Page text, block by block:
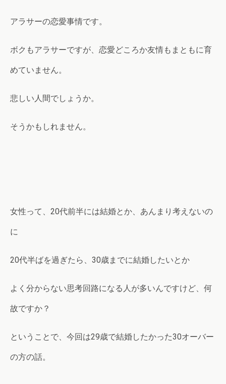
アラサーの恋愛事情です。
ボクもアラサーですが、恋愛どころか友情もまともに育
めていません。
悲しい人間でしょうか。
そうかもしれません。
女性って、20代前半には結婚とか、あんまり考えないの
に
20代半ばを過ぎたら、30歳までに結婚したいとか
よく分からない思考回路になる人が多いんですけど、何
故ですか？
ということで、今回は29歳で結婚したかった30オーバー
の方の話。